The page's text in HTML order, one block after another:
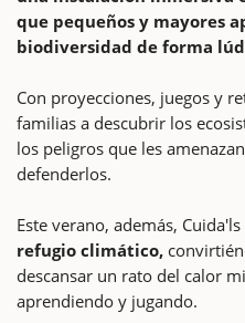
que pequeños y mayores
biodiversidad de forma
Con proyecciones, juegos y
familias a descubrir los
los peligros que les
defenderlos.
Este verano, además, Cuida'ls
refugio climático,
descansar un rato del calor
aprendiendo y jugando.